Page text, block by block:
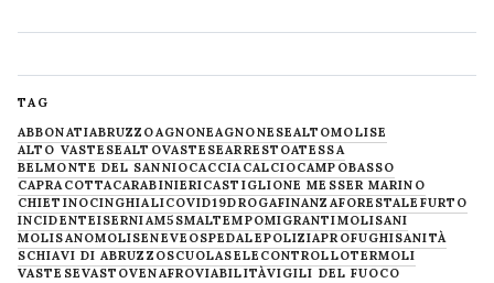
TAG
ABBONATIABRUZZOAGNONEAGNONESEALTOMOLISE
ALTO VASTESEALTOVASTESEARRESTOATESSA
BELMONTE DEL SANNIOCACCIACALCIOCAMPOBASSO
CAPRACOTTACARABINIERICASTIGLIONE MESSER MARINO
CHIETINOCINGHIALICOVID19DROGAFINANZAFORESTALE FURTO
INCIDENTEISERNIAM5SMALTEMPOMIGRANTIMOLISANI
MOLISANOMOLISENEVE OSPEDALEPOLIZIAPROFUGHISANITÀ
SCHIAVI DI ABRUZZOSCUOLASELECONTROLLOTERMOLI
VASTESEVASTOVENAFROVIABILITÀVIGILI DEL FUOCO